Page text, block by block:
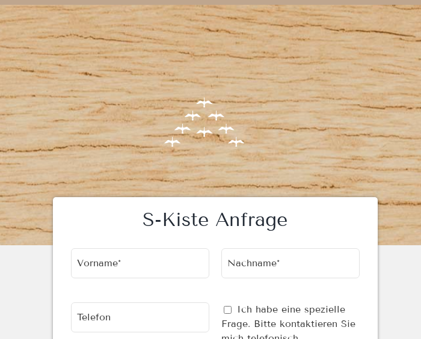
S-Kiste Anfrage
Vorname* Nachname*
Telefon
Ich habe eine spezielle
Frage. Bitte kontaktieren Sie